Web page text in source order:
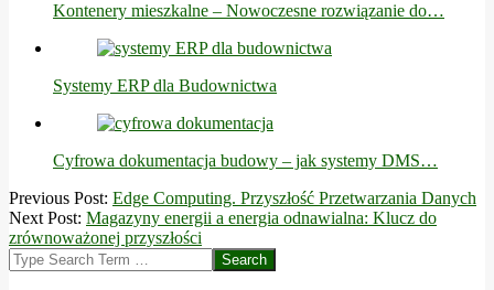
Kontenery mieszkalne – Nowoczesne rozwiązanie do…
Systemy ERP dla Budownictwa
Cyfrowa dokumentacja budowy – jak systemy DMS…
2025-
01-
22
Previous Post: Edge Computing. Przyszłość Przetwarzania Danych
Next Post: Magazyny energii a energia odnawialna: Klucz do
zrównoważonej przyszłości
Search